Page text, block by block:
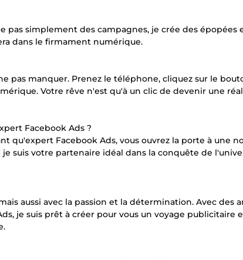
pas simplement des campagnes, je crée des épopées
dans le firmament numérique.
pas manquer. Prenez le téléphone, cliquez sur le
Votre rêve n'est qu'à un clic de devenir une
Facebook Ads ?
qu'expert Facebook Ads, vous ouvrez la porte à une
suis votre partenaire idéal dans la conquête de
aussi avec la passion et la détermination. Avec des
je suis prêt à créer pour vous un voyage publicitaire